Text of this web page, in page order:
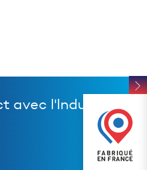
avec l'Industrie